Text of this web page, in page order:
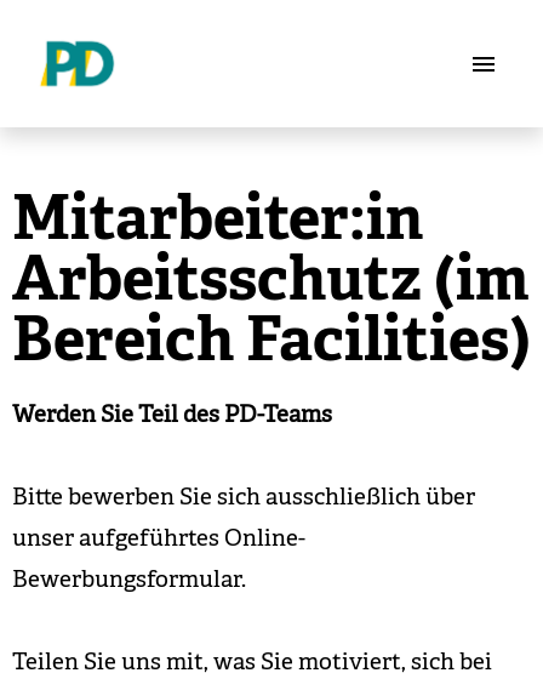
Die PD als Arbeitgeberin
Mitarbeiter:in
Arbeitsschutz (im
Bereich Facilities)
Werden Sie Teil des PD-Teams
Bitte bewerben Sie sich ausschließlich über
unser aufgeführtes Online-
Bewerbungsformular.
Teilen Sie uns mit, was Sie motiviert, sich bei